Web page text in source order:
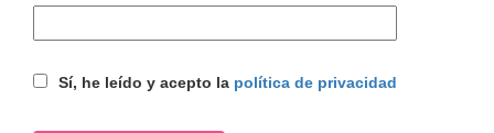
Sí, he leído y acepto la política de privacidad